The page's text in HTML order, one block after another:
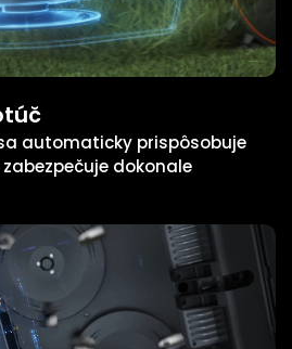
automaticky prispôsobuje
dokonale